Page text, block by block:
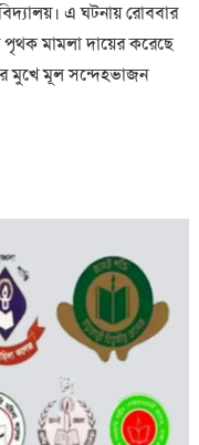
এ ঘটনায় রোববার
মামলা দায়ের করেছে
মুখে মূল সন্দেহভাজন